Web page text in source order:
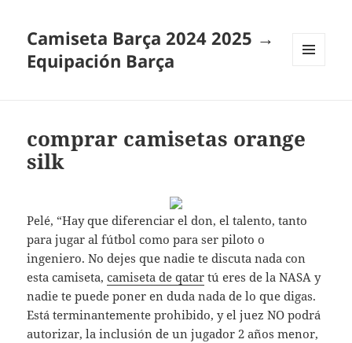
Camiseta Barça 2024 2025 →
Equipación Barça
comprar camisetas orange
silk
Pelé, “Hay que diferenciar el don, el talento, tanto
para jugar al fútbol como para ser piloto o
ingeniero. No dejes que nadie te discuta nada con
esta camiseta,camiseta de qatar tú eres de la NASA y
nadie te puede poner en duda nada de lo que digas.
Está terminantemente prohibido, y el juez NO podrá
autorizar, la inclusión de un jugador 2 años menor,